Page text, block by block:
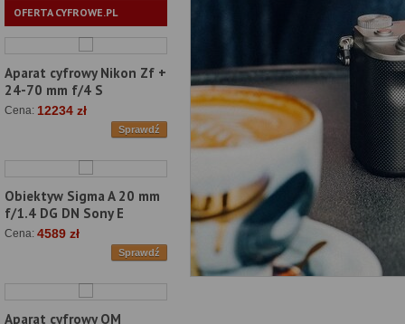
OFERTA CYFROWE.PL
Aparat cyfrowy Nikon Zf +
24-70 mm f/4 S
Cena: 12234 zł
Sprawdź
Obiektyw Sigma A 20 mm
f/1.4 DG DN Sony E
Cena: 4589 zł
Sprawdź
Aparat cyfrowy OM